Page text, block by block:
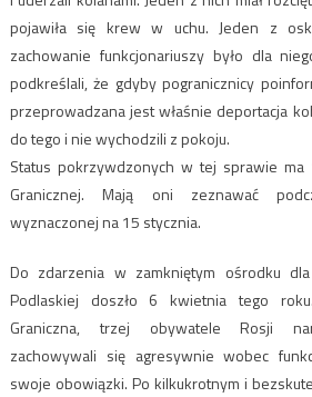
pojawiła się krew w uchu. Jeden z
zachowanie funkcjonariuszy było dla
podkreślali, że gdyby pogranicznicy
przeprowadzana jest właśnie deportacja
do tego i nie wychodzili z pokoju.
Status pokrzywdzonych w tej sprawie ma
Granicznej. Mają oni zeznawać
wyznaczonej na 15 stycznia.
Do zdarzenia w zamkniętym ośrodku
Podlaskiej doszło 6 kwietnia tego
Graniczna, trzej obywatele Rosji
zachowywali się agresywnie wobec
swoje obowiązki. Po kilkukrotnym i